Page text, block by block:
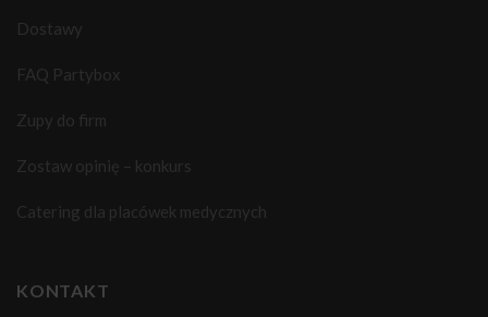
Dostawy
FAQ Partybox
Zupy do firm
Zostaw opinię – konkurs
Catering dla placówek medycznych
KONTAKT